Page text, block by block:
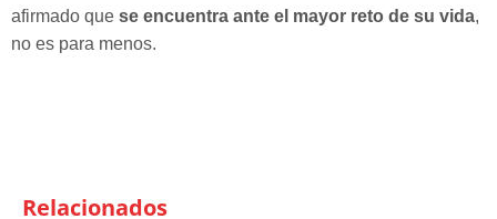
afirmado que se encuentra ante el mayor reto de su vida,
no es para menos.
Relacionados